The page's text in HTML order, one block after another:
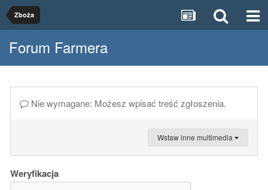
Zboża
Forum Farmera
Nie wymagane: Możesz wpisać treść zgłoszenia.
Wstaw inne multimedia
Weryfikacja